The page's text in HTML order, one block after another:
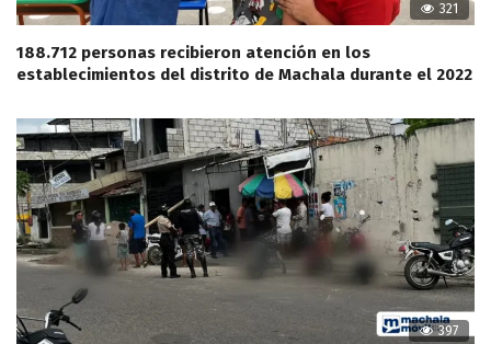
321
188.712 personas recibieron atención en los
establecimientos del distrito de Machala durante el 2022
397